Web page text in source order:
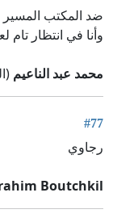
ضد المكتب المسير
وأنا في انتظار
محمد عبد الناعيم
#77
رجاوي
Boutchkil